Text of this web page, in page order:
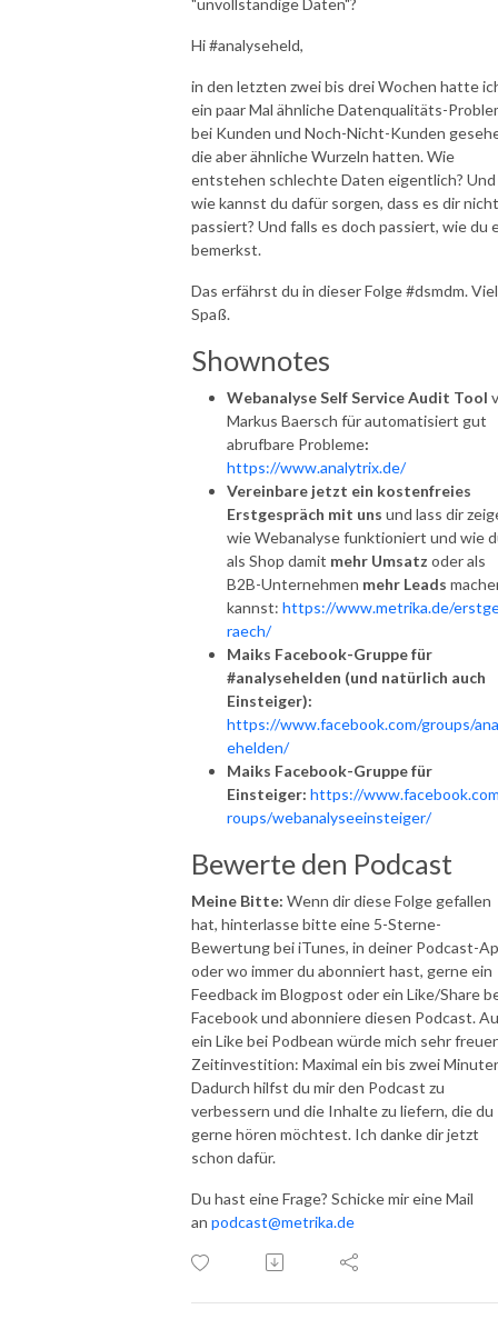
Hi #analyseheld,
in den letzten zwei bis drei Wochen hatte
ein paar Mal ähnliche Datenqualitäts-
bei Kunden und Noch-Nicht-Kunden
die aber ähnliche Wurzeln hatten. Wie
entstehen schlechte Daten eigentlich? Und
wie kannst du dafür sorgen, dass es dir nicht
passiert? Und falls es doch passiert, wie du
bemerkst.
Das erfährst du in dieser Folge #dsmdm. Viel
Spaß.
Shownotes
Webanalyse Self Service Audit Tool
Markus Baersch für automatisiert gut
abrufbare Probleme:
https://www.analytrix.de/
Vereinbare jetzt ein kostenfreies
Erstgespräch mit uns und lass dir
wie Webanalyse funktioniert und wie
als Shop damit mehr Umsatz oder als
B2B-Unternehmen mehr Leads
kannst: https://www.metrika.de/
raech/
Maiks Facebook-Gruppe für
#analysehelden (und natürlich auch
Einsteiger):
https://www.facebook.com/groups/
ehelden/
Maiks Facebook-Gruppe für
Einsteiger: https://
roups/webanalyseeinsteiger/
Bewerte den Podcast
Meine Bitte: Wenn dir diese Folge gefallen
hat, hinterlasse bitte eine 5-Sterne-
Bewertung bei iTunes, in deiner Podcast-
oder wo immer du abonniert hast, gerne ein
Feedback im Blogpost oder ein Like/Share
Facebook und abonniere diesen Podcast.
ein Like bei Podbean würde mich sehr
Zeitinvestition: Maximal ein bis zwei
Dadurch hilfst du mir den Podcast zu
verbessern und die Inhalte zu liefern, die du
gerne hören möchtest. Ich danke dir jetzt
schon dafür.
Du hast eine Frage? Schicke mir eine Mail
an podcast@metrika.de